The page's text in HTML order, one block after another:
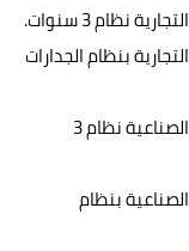
نظام 3 سنوات.
بنظام الجدارات
جدول دبلوم المدارس الثانوية الفنية الصناعية نظام 3
بنظام